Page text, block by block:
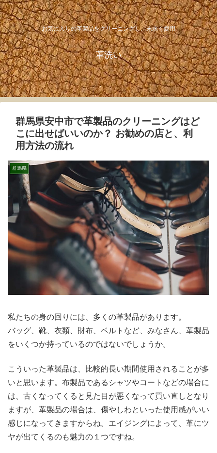
お気に入りの革製品をクリーニングし、末永く愛用
革洗い
群馬県安中市で革製品のクリーニングはど
こに出せばいいのか？ お勧めの店と、利
用方法の流れ
群馬県
私たちの身の回りには、多くの革製品があります。
バッグ、靴、衣類、財布、ベルトなど、みなさん、革製品
をいくつか持っているのではないでしょうか。
こういった革製品は、比較的長い期間使用されることが多
いと思います。布製品であるシャツやコートなどの場合に
は、古くなってくると見た目が悪くなって買い直しとなり
ますが、革製品の場合は、傷やしわといった使用感がいい
感じになってきますからね。エイジングによって、革にツ
ヤが出てくるのも魅力の１つですね。